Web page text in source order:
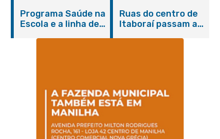
serviços gratuitos e
orientações
Programa Saúde na
Escola e a linha de
Magalhães Seabra
Ruas do centro de
Itaboraí passam a